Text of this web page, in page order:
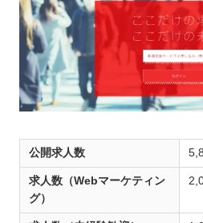
公開求人数
求人数（Webマーケティン
グ）